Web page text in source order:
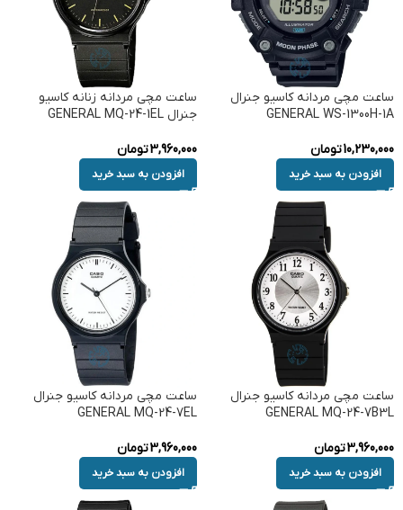
ساعت مچی مردانه کاسیو جنرال
GENERAL WS-1300H-1A
10,230,000تومان
افزودن به سبد خرید
ساعت مچی مردانه زنانه کاسیو
جنرال GENERAL MQ-24-1EL
3,960,000تومان
افزودن به سبد خرید
ساعت مچی مردانه کاسیو جنرال
GENERAL MQ-24-7B3L
3,960,000تومان
افزودن به سبد خرید
ساعت مچی مردانه کاسیو جنرال
GENERAL MQ-24-7EL
3,960,000تومان
افزودن به سبد خرید